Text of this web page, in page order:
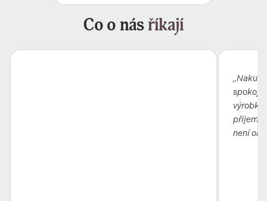
Co o násříkají
výrobky
není